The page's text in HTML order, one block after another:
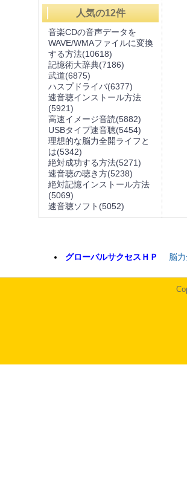
人気の12件
音楽CDの音声データを
WAVE/WMAファイルに変換
する方法(10618)
記憶術大辞典(7186)
武道(6875)
ハスプドライバ(6377)
速音聴インストール方法
(5921)
高速イメージ音読(5882)
USBタイプ速音聴(5454)
理想的な脳力全開ライフと
は(5342)
絶対成功する方法(5271)
速音聴の聴き方(5238)
絶対記憶インストール方法
(5069)
速音聴ソフト (5052)
グローバルサクセスＨＰ
脳力